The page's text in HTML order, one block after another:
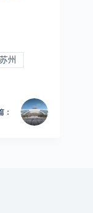
苏州
：